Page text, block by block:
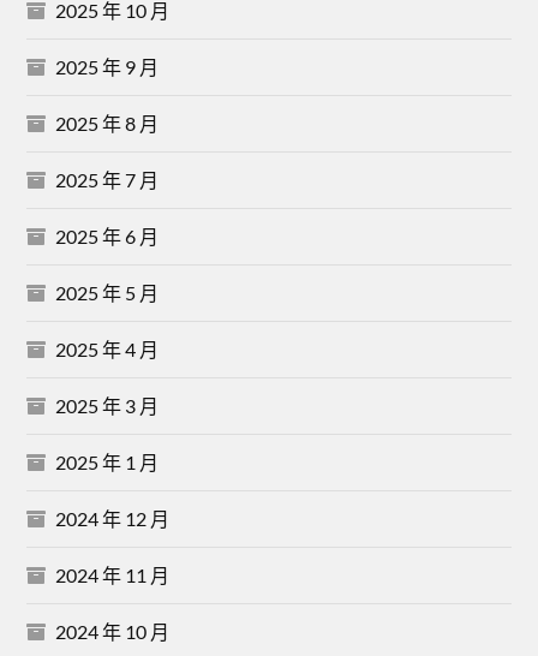
2025 年 10 月
2025 年 9 月
2025 年 8 月
2025 年 7 月
2025 年 6 月
2025 年 5 月
2025 年 4 月
2025 年 3 月
2025 年 1 月
2024 年 12 月
2024 年 11 月
2024 年 10 月